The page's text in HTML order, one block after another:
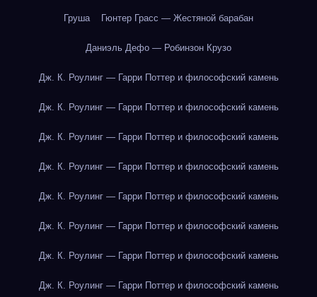
Груша Гюнтер Грасс — Жестяной барабан
Даниэль Дефо — Робинзон Крузо
Дж. К. Роулинг — Гарри Поттер и философский камень
Дж. К. Роулинг — Гарри Поттер и философский камень
Дж. К. Роулинг — Гарри Поттер и философский камень
Дж. К. Роулинг — Гарри Поттер и философский камень
Дж. К. Роулинг — Гарри Поттер и философский камень
Дж. К. Роулинг — Гарри Поттер и философский камень
Дж. К. Роулинг — Гарри Поттер и философский камень
Дж. К. Роулинг — Гарри Поттер и философский камень